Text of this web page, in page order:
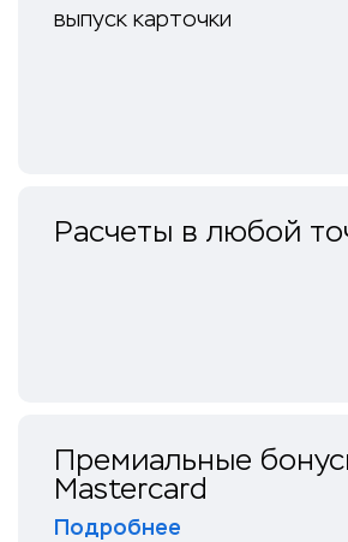
выпуск карточки
Расчеты в любой
Премиальные
Mastercard
Подробнее